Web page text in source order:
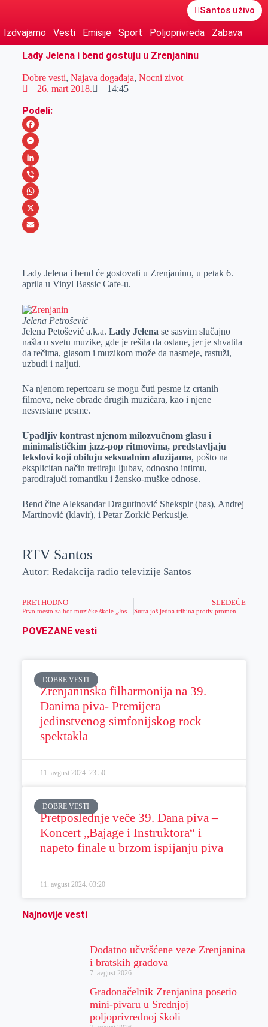
Santos uživo
Izdvajamo Vesti Emisije Sport Poljoprivreda
Zabava
Lady Jelena i bend gostuju u Zrenjaninu
Dobre vesti, Najava događaja, Nocni zivot
26. mart 2018.
14:45
Podeli:
F
a
c
e
b
o
M
e
s
s
e
e
L
i
n
k
I
n
V
i
b
W
h
s
A
p
p
X
a
l
Lady Jelena i bend će gostovati u Zrenjaninu, u petak 6.
aprila u Vinyl Bassic Cafe-u.
Jelena Petrošević
Jelena Petošević a.k.a. Lady Jelena se sasvim slučajno
našla u svetu muzike, gde je rešila da ostane, jer je shvatila
da rečima, glasom i muzikom može da nasmeje, rastuži,
uzbudi i naljuti.
Na njenom repertoaru se mogu čuti pesme iz crtanih
filmova, neke obrade drugih muzičara, kao i njene
nesvrstane pesme.
Upadljiv kontrast njenom milozvučnom glasu i
minimalističkim jazz-pop ritmovima, predstavljaju
tekstovi koji obiluju seksualnim aluzijama, pošto na
eksplicitan način tretiraju ljubav, odnosno intimu,
parodirajući romantiku i žensko-muške odnose.
Bend čine Aleksandar Dragutinović Shekspir (bas), Andrej
Martinović (klavir), i Petar Zorkić Perkusije.
RTV Santos
Autor: Redakcija radio televizije Santos
PRETHODNO
Prvo mesto za hor muzičke škole „Josif Marinković“
SLEDEĆE
POVEZANE vesti
DOBRE VESTI
Zrenjaninska filharmonija na 39.
Danima piva- Premijera
jedinstvenog simfonijskog rock
spektakla
11. avgust 2024. 23:50
DOBRE VESTI
Pretposlednje veče 39. Dana piva –
Koncert „Bajage i Instruktora“ i
napeto finale u brzom ispijanju piva
11. avgust 2024. 03:20
Najnovije vesti
Dodatno učvršćene veze Zrenjanina
i bratskih gradova
7. avgust 2026.
Gradonačelnik Zrenjanina posetio
mini-pivaru u Srednjoj
poljoprivrednoj školi